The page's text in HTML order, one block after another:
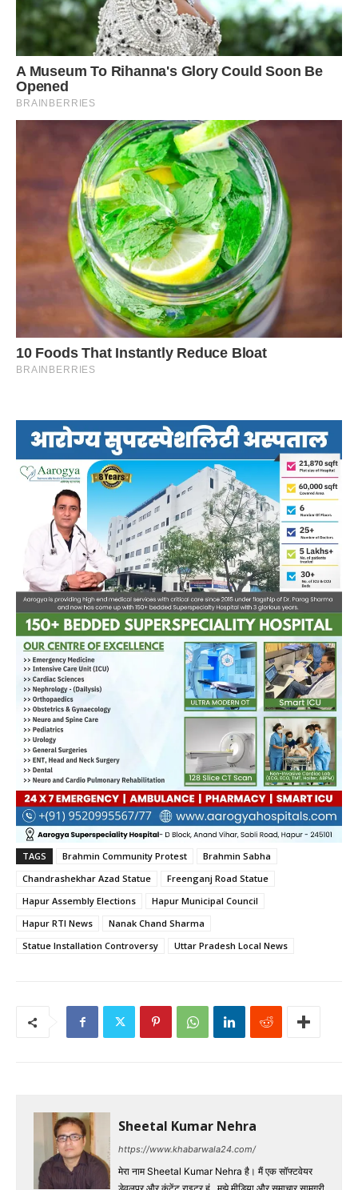
TAGS Brahmin Community Protest
Brahmin Sabha
Chandrashekhar Azad Statue
Freenganj Road Statue
Hapur Assembly Elections
Hapur Municipal Council
Hapur RTI News
Nanak Chand Sharma
Statue Installation Controversy
Uttar Pradesh Local News
Sheetal Kumar Nehra
https://www.khabarwala24.com/
मेरा नाम Sheetal Kumar Nehra है। मैं एक सॉफ्टवेयर